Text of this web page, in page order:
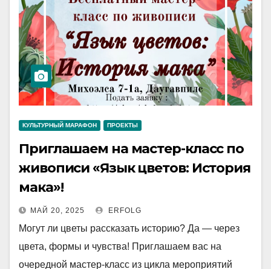
КУЛЬТУРНЫЙ МАРАФОН ПРОЕКТЫ
Приглашаем на мастер-класс по
живописи «Язык цветов: История
мака»!
МАЙ 20, 2025 ERFOLG
Могут ли цветы рассказать историю? Да — через
цвета, формы и чувства! Приглашаем вас на
очередной мастер-класс из цикла мероприятий